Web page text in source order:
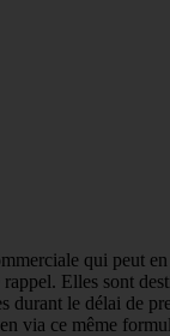
qui peut
Elles sont
durant le délai de
via ce même